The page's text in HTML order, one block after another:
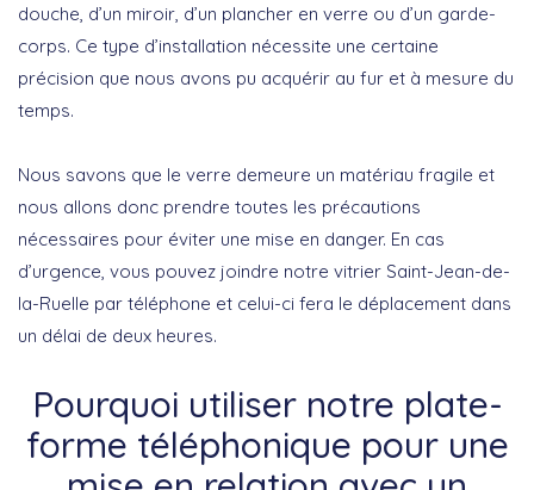
douche, d’un miroir, d’un plancher en verre ou d’un garde-
corps. Ce type d’installation nécessite une certaine
précision que nous avons pu acquérir au fur et à mesure du
temps.
Nous savons que le verre demeure un matériau fragile et
nous allons donc prendre toutes les précautions
nécessaires pour éviter une mise en danger. En cas
d’urgence, vous pouvez joindre notre vitrier Saint-Jean-de-
la-Ruelle par téléphone et celui-ci fera le déplacement dans
un délai de deux heures.
Pourquoi utiliser notre plate-
forme téléphonique pour une